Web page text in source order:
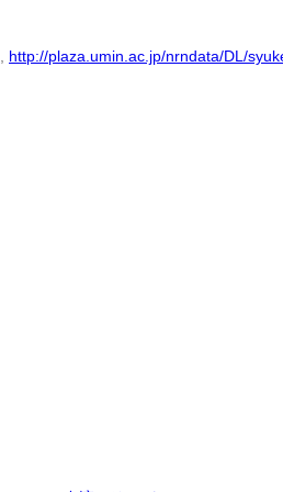
http://plaza.umin.ac.jp/nrndata/DL/